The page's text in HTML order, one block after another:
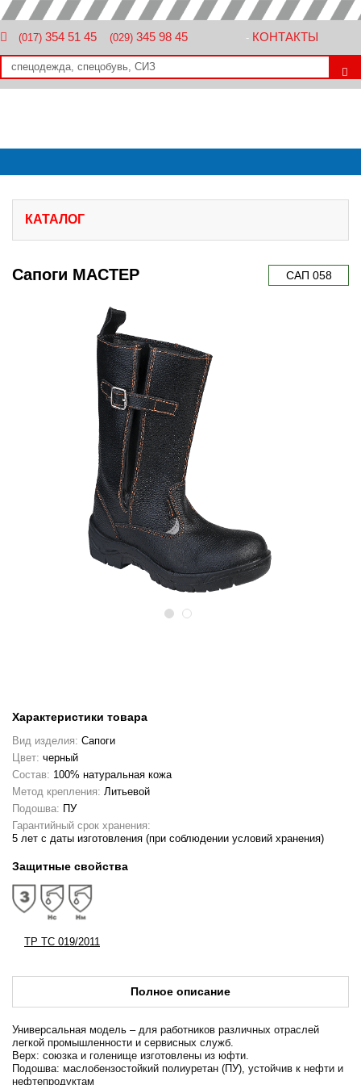
(017) 354 51 45 (029) 345 98 45 - КОНТАКТЫ
КАТАЛОГ
Сапоги МАСТЕР САП 058
Предыдущий
Характеристики товара
Вид изделия: Сапоги
Цвет: черный
Состав: 100% натуральная кожа
Метод крепления: Литьевой
Подошва: ПУ
Гарантийный срок хранения:
5 лет с даты изготовления (при соблюдении условий хранения)
Защитные свойства
ТР ТС 019/2011
Полное описание
Универсальная модель – для работников различных отраслей
легкой промышленности и сервисных служб.
Верх: союзка и голенище изготовлены из юфти.
Подошва: маслобензостойкий полиуретан (ПУ), устойчив к нефти и
нефтепродуктам